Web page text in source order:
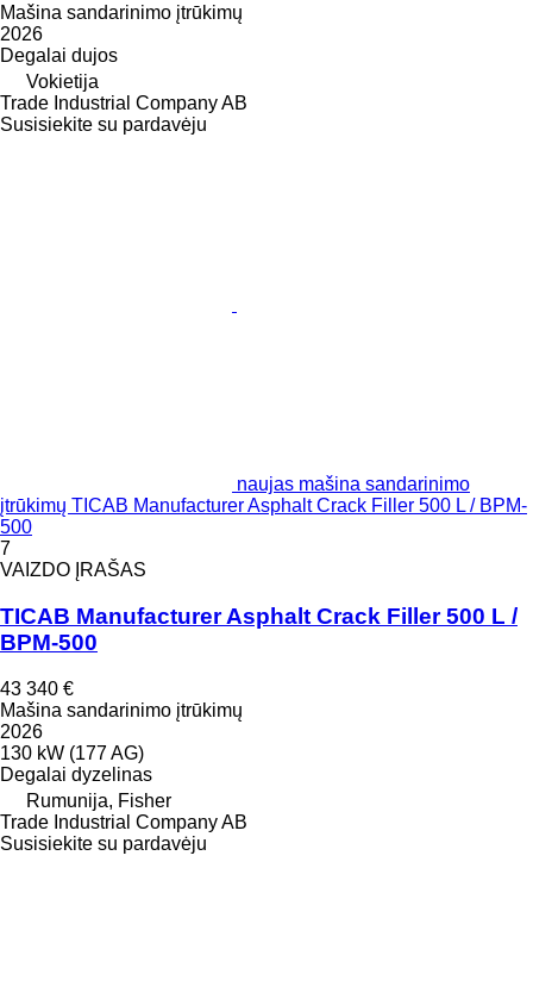
Mašina sandarinimo įtrūkimų
2026
Degalai dujos
Vokietija
Trade Industrial Company AB
Susisiekite su pardavėju
naujas mašina sandarinimo
įtrūkimų TICAB Manufacturer Asphalt Crack Filler 500 L / BPM-
500
7
VAIZDO ĮRAŠAS
TICAB Manufacturer Asphalt Crack Filler 500 L /
BPM-500
43 340 €
Mašina sandarinimo įtrūkimų
2026
130 kW (177 AG)
Degalai dyzelinas
Rumunija, Fisher
Trade Industrial Company AB
Susisiekite su pardavėju